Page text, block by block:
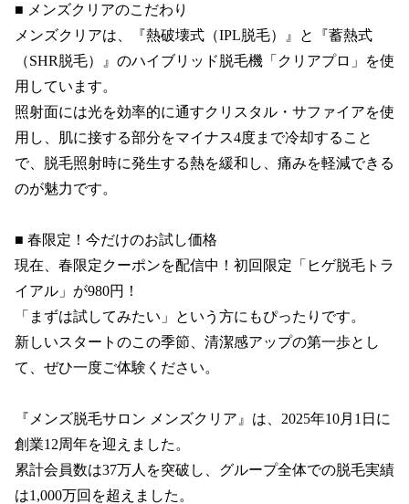
■ メンズクリアのこだわり
メンズクリアは、『熱破壊式（IPL脱毛）』と『蓄熱式
（SHR脱毛）』のハイブリッド脱毛機「クリアプロ」を使
用しています。
照射面には光を効率的に通すクリスタル・サファイアを使
用し、肌に接する部分をマイナス4度まで冷却すること
で、脱毛照射時に発生する熱を緩和し、痛みを軽減できる
のが魅力です。
■ 春限定！今だけのお試し価格
現在、春限定クーポンを配信中！初回限定「ヒゲ脱毛トラ
イアル」が980円！
「まずは試してみたい」という方にもぴったりです。
新しいスタートのこの季節、清潔感アップの第一歩とし
て、ぜひ一度ご体験ください。
『メンズ脱毛サロン メンズクリア』は、2025年10月1日に
創業12周年を迎えました。
累計会員数は37万人を突破し、グループ全体での脱毛実績
は1,000万回を超えました。